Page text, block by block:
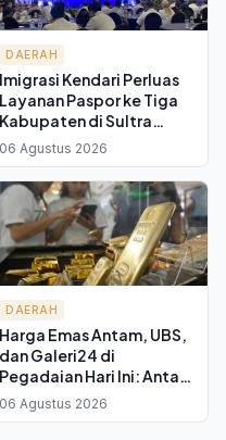
DAERAH
Imigrasi Kendari Perluas
Layanan Paspor ke Tiga
Kabupaten di Sultra
Lewat MPP, Warga Tak
Perlu Lagi ke Ibukota
06 Agustus 2026
DAERAH
Harga Emas Antam, UBS,
dan Galeri24 di
Pegadaian Hari Ini: Antam
Sentuh Rp 2,7 Juta per
Gram
06 Agustus 2026